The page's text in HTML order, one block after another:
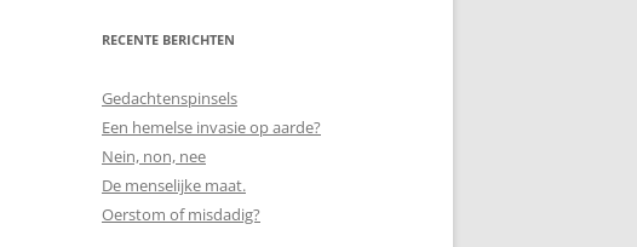
RECENTE BERICHTEN
Gedachtenspinsels
Een hemelse invasie op aarde?
Nein, non, nee
De menselijke maat.
Oerstom of misdadig?